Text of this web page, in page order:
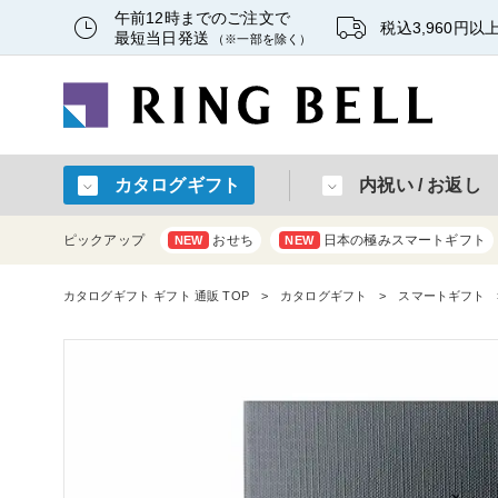
午前12時までのご注文で
最短当日発送
（※一部を除く）
税込3,960円以
カタログギフト 内祝い / お返し
ピックアップ NEW おせち NEW 日本の極みスマートギフト
カタログギフト ギフト 通販 TOP カタログギフト スマートギフト